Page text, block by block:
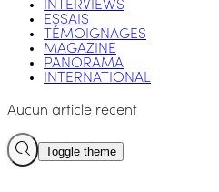
INTERVIEWS
ESSAIS
TÉMOIGNAGES
MAGAZINE
PANORAMA
INTERNATIONAL
Aucun article récent
Toggle theme